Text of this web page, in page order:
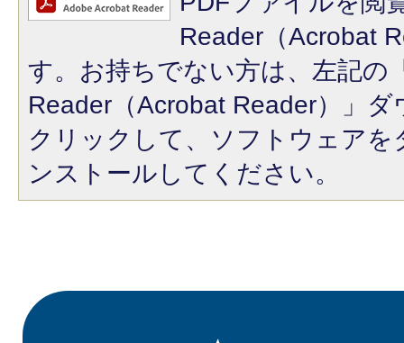
Reader（Acrobat
す。お持ちでない方は、左記の
Reader（Acrobat Reader）」
クリックして、ソフトウェア
ンストールしてください。